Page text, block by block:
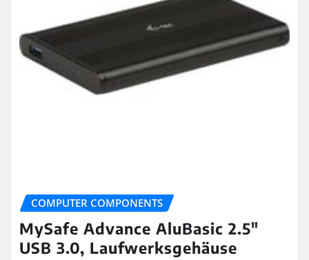
COMPUTER COMPONENTS
MySafe Advance AluBasic 2.5″
USB 3.0, Laufwerksgehäuse